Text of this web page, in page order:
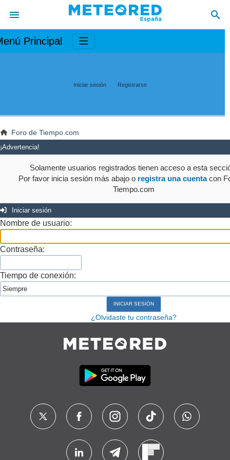
Principal
Iniciar sesión Registrarse
Foro de Tiempo.com
¡Advertencia!
Solamente usuarios registrados tienen acceso a esta
Por favor inicia sesión más abajo o registra una cuentacon
Tiempo.com
Iniciar sesión
Nombre de usuario:
Contraseña:
Tiempo de conexión:
¿Olvidaste tu contraseña?